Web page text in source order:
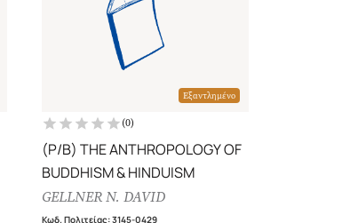
Εξαντλημένο
(0)
(P/B) THE ANTHROPOLOGY OF
BUDDHISM & HINDUISM
GELLNER N. DAVID
Κωδ. Πολιτείας:3145-0429